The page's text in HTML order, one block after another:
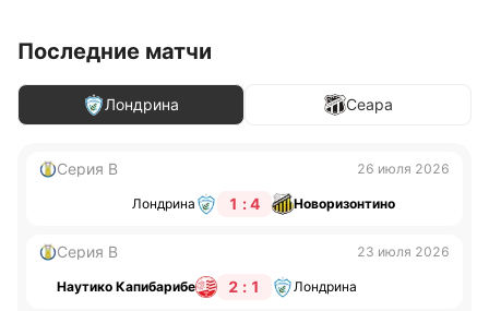
Последние матчи
Лондрина Сеара
Серия B 26 июля 2026
Лондрина 1 : 4 Новоризонтино
Серия B 23 июля 2026
Наутико Капибарибе 2 : 1 Лондрина